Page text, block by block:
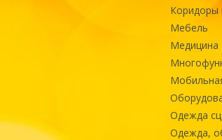
Коридоры
Мебель
Медицина
Одежда
Одежда,